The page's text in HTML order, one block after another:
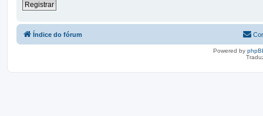
Registrar
Índice do fórum
Powered by